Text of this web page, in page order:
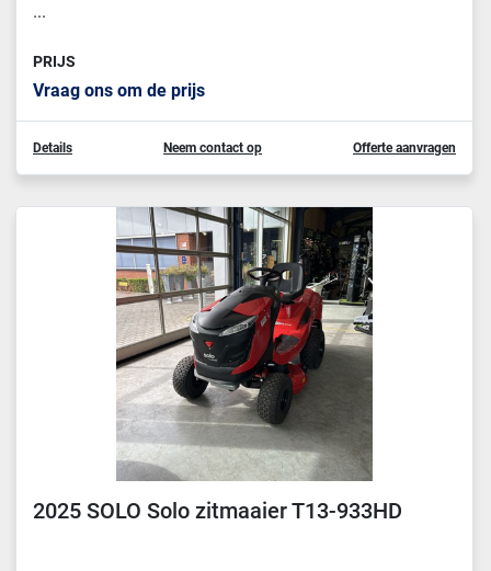
...
PRIJS
Vraag ons om de prijs
Details Neem contact op Offerte aanvragen
2025 SOLO Solo zitmaaier T13-933HD